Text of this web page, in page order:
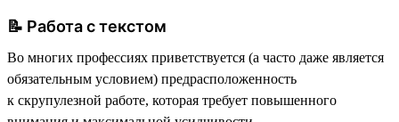
📝 Работа с текстом
Во многих профессиях приветствуется (а часто даже является
обязательным условием) предрасположенность
к скрупулезной работе, которая требует повышенного